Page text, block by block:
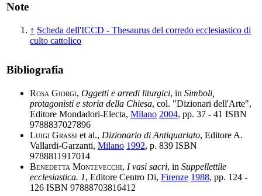
Note
↑ Scheda dell'ICCD - Thesaurus del corredo ecclesiastico di
culto cattolico
Bibliografia
Rosa Giorgi, Oggetti e arredi liturgici, in Simboli,
protagonisti e storia della Chiesa, col. "Dizionari dell'Arte",
Editore Mondadori-Electa, Milano 2004, pp. 37 - 41 ISBN
9788837027896
Luigi Grassi et al., Dizionario di Antiquariato, Editore A.
Vallardi-Garzanti, Milano 1992, p. 839 ISBN
9788811917014
Benedetta Montevecchi, I vasi sacri, in Suppellettile
ecclesiastica. 1, Editore Centro Di, Firenze 1988, pp. 124 -
126 ISBN 97888703816412